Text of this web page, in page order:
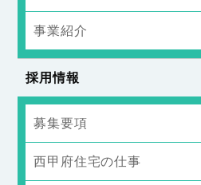
事業紹介
採用情報
募集要項
西甲府住宅の仕事